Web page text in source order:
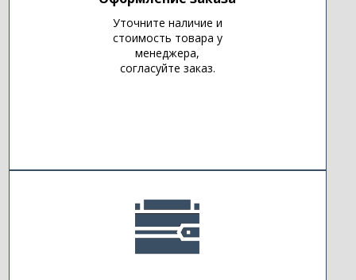
Уточните наличие и
стоимость товара у
менеджера,
согласуйте заказ.